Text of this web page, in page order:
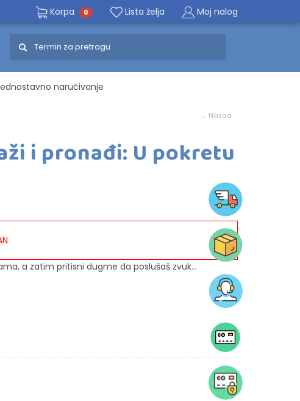
Korpa 0 Lista želja Moj nalog
naručivanje
← Nazad
i pronađi: U pokretu
a zatim pritisni dugme da poslušaš zvuk...